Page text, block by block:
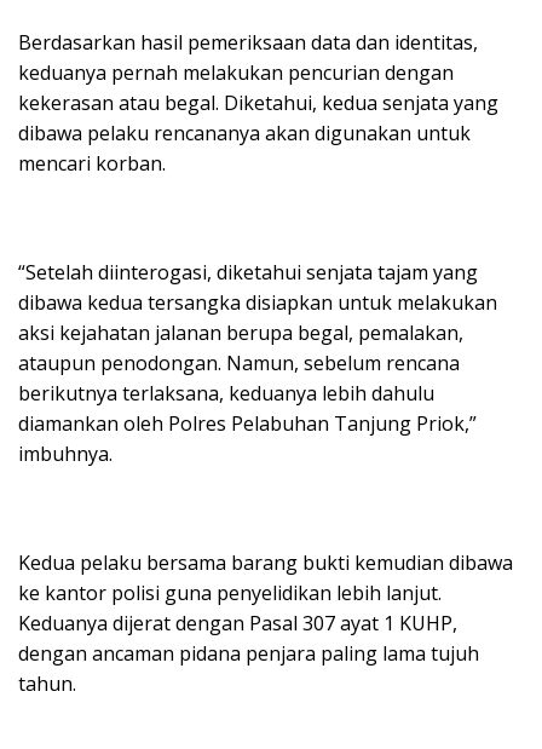
Berdasarkan hasil pemeriksaan data dan identitas,
keduanya pernah melakukan pencurian dengan
kekerasan atau begal. Diketahui, kedua senjata yang
dibawa pelaku rencananya akan digunakan untuk
mencari korban.
“Setelah diinterogasi, diketahui senjata tajam yang
dibawa kedua tersangka disiapkan untuk melakukan
aksi kejahatan jalanan berupa begal, pemalakan,
ataupun penodongan. Namun, sebelum rencana
berikutnya terlaksana, keduanya lebih dahulu
diamankan oleh Polres Pelabuhan Tanjung Priok,”
imbuhnya.
Kedua pelaku bersama barang bukti kemudian dibawa
ke kantor polisi guna penyelidikan lebih lanjut.
Keduanya dijerat dengan Pasal 307 ayat 1 KUHP,
dengan ancaman pidana penjara paling lama tujuh
tahun.